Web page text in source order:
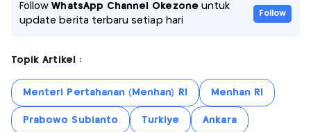
FollowWhatsApp Channel Okezone untuk
update berita terbaru setiap hari
Follow
Topik Artikel :
Menteri Pertahanan (Menhan) RI Menhan RI
Prabowo Subianto Turkiye Ankara